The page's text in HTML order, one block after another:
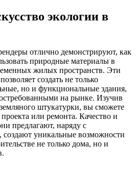
экологии в
отлично демонстрируют, как
природные материалы в
жилых пространств. Эти
создать не только
но и функциональные здания,
на рынке. Изучив
штукатурки, вы сможете
или ремонта. Качество и
предлагают, наряду с
создают уникальные возможности
не только дома, но и